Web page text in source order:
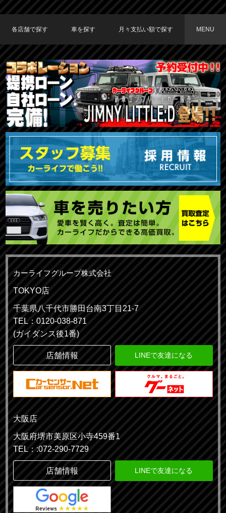
各店舗で探す
TOKYO店在庫車両
大阪店在庫車両
福岡店在庫車両
車を探す
車種で探す
メーカーで探す
月々支払い額で探す
〜19,999円
20,000円〜29,999円
30,000円〜39,999円
40,000円〜49,999円
50,000円〜
MENU
カーライフグループ株式会社
TOKYO店
千葉県八千代市勝田台南3丁目21-7
TEL：0120-038-871
(ガイダンス後1番)
店舗情報 LINEで友達になる
大阪店
大阪府堺市美原区小寺459番1
TEL：:072-290-7729
店舗情報 LINEで友達になる